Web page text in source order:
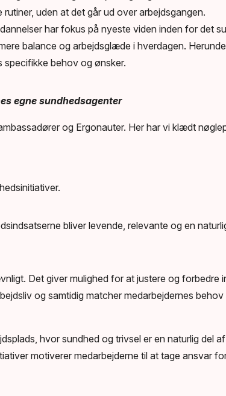
uden at det går ud over arbejdsgangen.
har fokus på nyeste viden inden for det
balance og arbejdsglæde i hverdagen.
behov og ønsker.
egne sundhedsagenter
og Ergonauter. Her har vi klædt
bliver levende, relevante og en
Det giver mulighed for at justere og forbedre
og samtidig matcher medarbejdernes behov
hvor sundhed og trivsel er en naturlig del
motiverer medarbejderne til at tage ansvar